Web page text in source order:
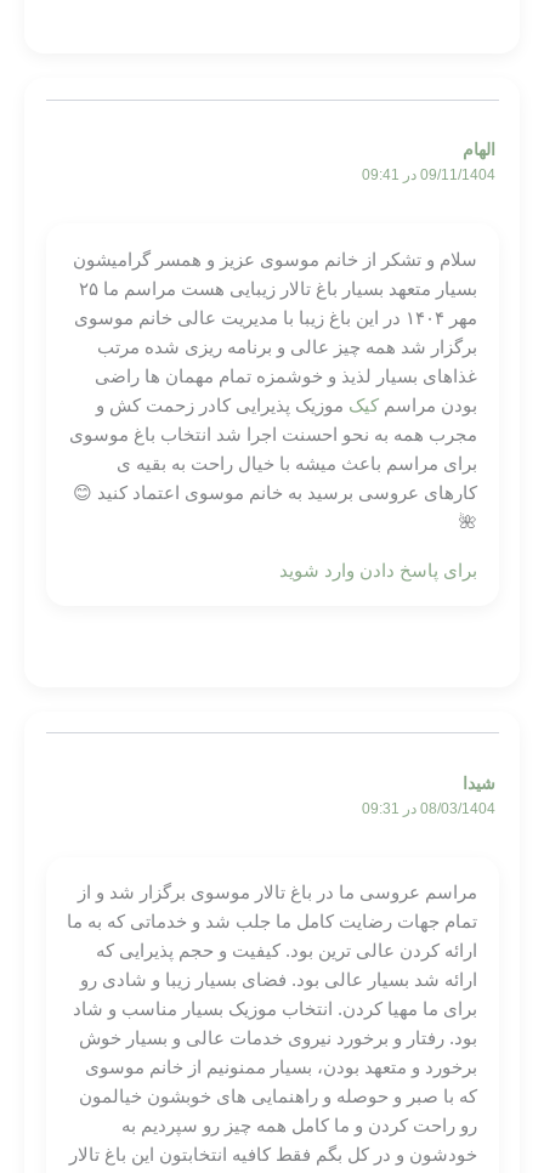
الهام
09/11/1404 در 09:41
سلام و تشکر از خانم موسوی عزیز و همسر گرامیشون
بسیار متعهد بسیار باغ تالار زیبایی هست مراسم ما ۲۵
مهر ۱۴۰۴ در این باغ زیبا با مدیریت عالی خانم موسوی
برگزار شد همه چیز عالی و برنامه ریزی شده مرتب
غذاهای بسیار لذیذ و خوشمزه تمام مهمان ها راضی
بودن مراسم کیک موزیک پذیرایی کادر زحمت کش و
مجرب همه به نحو احسنت اجرا شد انتخاب باغ موسوی
برای مراسم باعث میشه با خیال راحت به بقیه ی
کارهای عروسی برسید به خانم موسوی اعتماد کنید 😊
🌺
برای پاسخ دادن وارد شوید
شیدا
08/03/1404 در 09:31
مراسم عروسی ما در باغ تالار موسوی برگزار شد و از
تمام جهات رضایت کامل ما جلب شد و خدماتی که به ما
ارائه کردن عالی ترین بود. کیفیت و حجم پذیرایی که
ارائه شد بسیار عالی بود. فضای بسیار زیبا و شادی رو
برای ما مهیا کردن. انتخاب موزیک بسیار مناسب و شاد
بود. رفتار و برخورد نیروی خدمات عالی و بسیار خوش
برخورد و متعهد بودن، بسیار ممنونیم از خانم موسوی
که با صبر و حوصله و راهنمایی های خوبشون خیالمون
رو راحت کردن و ما کامل همه چیز رو سپردیم به
خودشون و در کل بگم فقط کافیه انتخابتون این باغ تالار